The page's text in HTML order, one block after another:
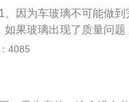
产日期是车子上线组装
的看法：目前市面上玻
。数字表示年份，圆点
；圆点在数字后方为下
因为车玻璃不可能做到
果玻璃出现了质量问题
只要不是劣质玻璃，玻
4085